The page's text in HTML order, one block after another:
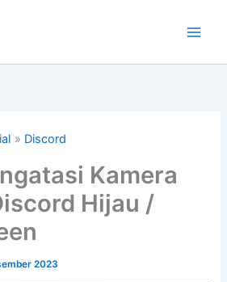
Discord
Kamera
Hijau /
2023